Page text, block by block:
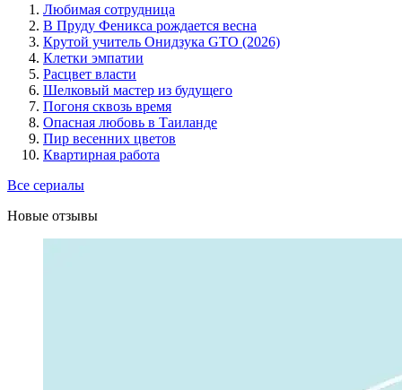
Любимая сотрудница
В Пруду Феникса рождается весна
Крутой учитель Онидзука GTO (2026)
Клетки эмпатии
Расцвет власти
Шелковый мастер из будущего
Погоня сквозь время
Опасная любовь в Таиланде
Пир весенних цветов
Квартирная работа
Все сериалы
Новые отзывы